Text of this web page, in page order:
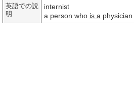
英語での説
明
internist
a person who is a physician